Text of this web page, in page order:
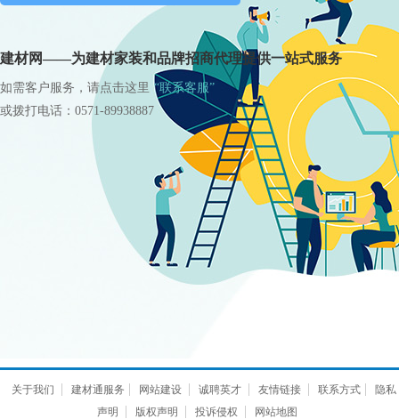
建材网——为建材家装和品牌招商代理提供一站式服务
如需客户服务，请点击这里 “联系客服”
或拨打电话：0571-89938887
关于我们 建材通服务 网站建设 诚聘英才 友情链接 联系方式
隐私
声明
版权声明 投诉侵权
网站地图